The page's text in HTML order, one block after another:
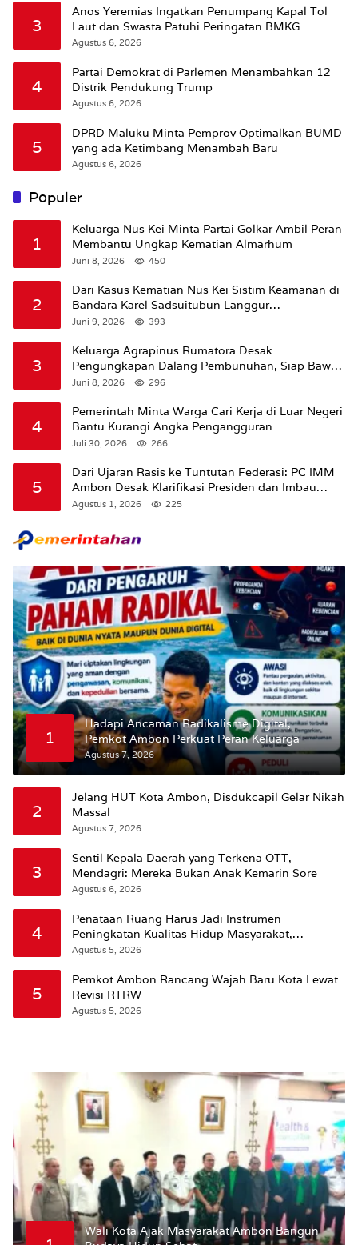
3
Anos Yeremias Ingatkan Penumpang Kapal Tol
Laut dan Swasta Patuhi Peringatan BMKG
Agustus 6, 2026
4
Partai Demokrat di Parlemen Menambahkan 12
Distrik Pendukung Trump
Agustus 6, 2026
5
DPRD Maluku Minta Pemprov Optimalkan BUMD
yang ada Ketimbang Menambah Baru
Agustus 6, 2026
Populer
1
Keluarga Nus Kei Minta Partai Golkar Ambil Peran
Membantu Ungkap Kematian Almarhum
Juni 8, 2026 450
2
Dari Kasus Kematian Nus Kei Sistim Keamanan di
Bandara Karel Sadsuitubun Langgur
Dipertanyakan
Juni 9, 2026 393
3
Keluarga Agrapinus Rumatora Desak
Pengungkapan Dalang Pembunuhan, Siap Bawa
Kasus ke Komisi III DPR RI
Juni 8, 2026 296
4
Pemerintah Minta Warga Cari Kerja di Luar Negeri
Bantu Kurangi Angka Pengangguran
Juli 30, 2026 266
5
Dari Ujaran Rasis ke Tuntutan Federasi: PC IMM
Ambon Desak Klarifikasi Presiden dan Imbau
Tunda Pengibaran Bendera Merah Putih Di
Agustus 1, 2026 225
1
Hadapi Ancaman Radikalisme Digital,
Pemkot Ambon Perkuat Peran Keluarga
Agustus 7, 2026
2
Jelang HUT Kota Ambon, Disdukcapil Gelar Nikah
Massal
Agustus 7, 2026
3
Sentil Kepala Daerah yang Terkena OTT,
Mendagri: Mereka Bukan Anak Kemarin Sore
Agustus 6, 2026
4
Penataan Ruang Harus Jadi Instrumen
Peningkatan Kualitas Hidup Masyarakat,
Wattimena: Revisi RT-RW Ditetapkan Pemkot
Agustus 5, 2026
5
Pemkot Ambon Rancang Wajah Baru Kota Lewat
Revisi RTRW
Agustus 5, 2026
Wali Kota Ajak Masyarakat Ambon Bangun